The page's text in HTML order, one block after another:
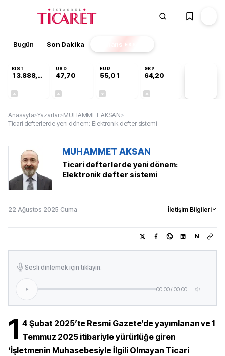
Bugün Son Dakika Finans EKSTRA
BIST
13.888,97
USD
47,70
EUR
55,01
GBP
64,20
Anasayfa>Yazarlar>MUHAMMET AKSAN>
Ticari defterlerde yeni dönem: Elektronik defter sistemi
MUHAMMET AKSAN
Ticari defterlerde yeni dönem:
Elektronik defter sistemi
22 Ağustos 2025 Cuma İletişim Bilgileri
N
Sesli dinlemek için tıklayın.
00:00/00:00
1 4 Şubat 2025’te Resmi Gazete’de yayımlanan ve 1
Temmuz 2025 itibariyle yürürlüğe giren
‘İşletmenin Muhasebesiyle İlgili Olmayan Ticari